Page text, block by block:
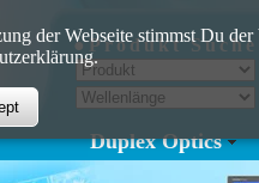
der Webseite stimmst Du
●Produkt
Duplex Optics